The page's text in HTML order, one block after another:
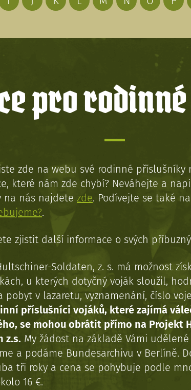
pro
zde na webu své rodinné příslušníky
které nám zde chybí? Neváhejte a
na nás najdete zde. Podívejte se také
.
zjistit další informace o svých
Soldaten, z. s. má možnost
u kterých dotyčný voják sloužil,
pobyt v lazaretu, vyznamenání, číslo
příslušníci vojáků, které zajímá
se mohou obrátit přímo na Projekt
z.s. My žádost na základě Vámi
a podáme Bundesarchivu v Berlíně.
tři roky a cena se pohybuje podle
16 €.